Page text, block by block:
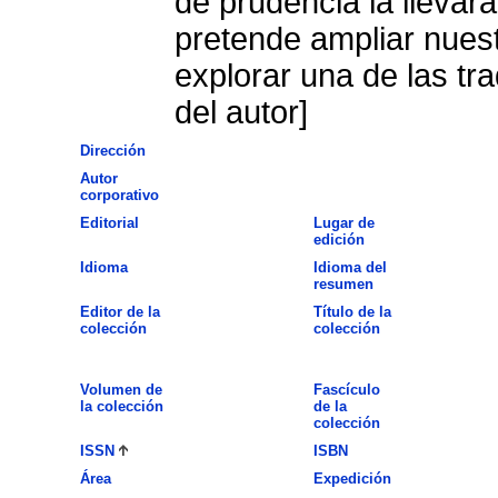
pretende ampliar
explorar una de las
del autor]
Dirección
Autor
corporativo
Editorial
Lugar de
edición
Idioma
Idioma del
resumen
Editor de la
colección
Título de la
colección
Volumen de
la colección
Fascículo
de la
colección
ISSN
ISBN
Área
Expedición